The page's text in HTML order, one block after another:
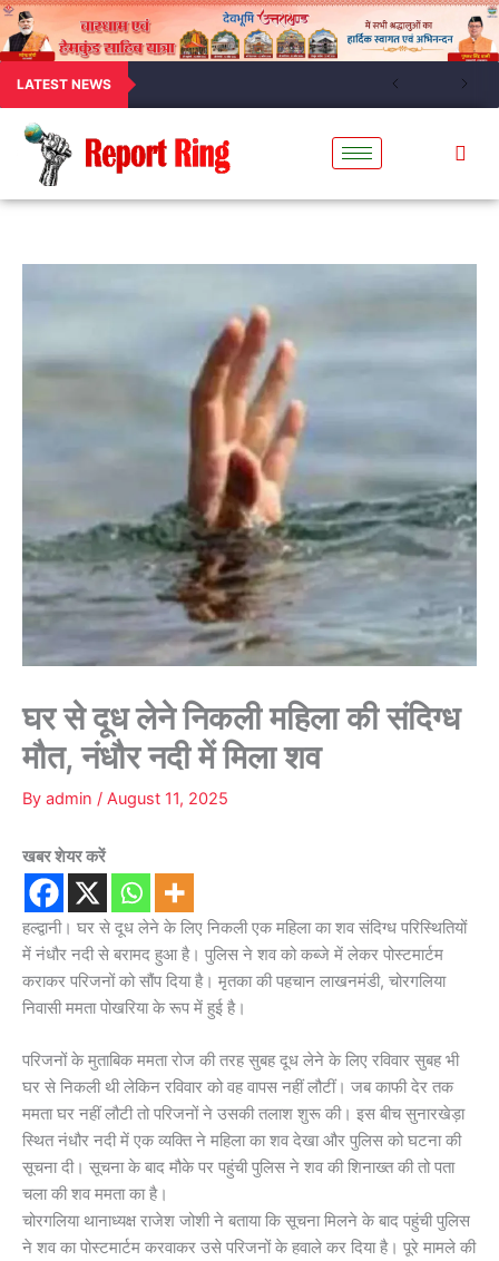
LATEST NEWS
घर से दूध लेने निकली महिला की संदिग्ध
मौत, नंधौर नदी में मिला शव
By admin / August 11, 2025
खबर शेयर करें
हल्द्वानी। घर से दूध लेने के लिए निकली एक महिला का शव संदिग्ध परिस्थितियों
में नंधौर नदी से बरामद हुआ है। पुलिस ने शव को कब्जे में लेकर पोस्टमार्टम
कराकर परिजनों को सौंप दिया है। मृतका की पहचान लाखनमंडी, चोरगलिया
निवासी ममता पोखरिया के रूप में हुई है।
परिजनों के मुताबिक ममता रोज की तरह सुबह दूध लेने के लिए रविवार सुबह भी
घर से निकली थी लेकिन रविवार को वह वापस नहीं लौटीं। जब काफी देर तक
ममता घर नहीं लौटी तो परिजनों ने उसकी तलाश शुरू की। इस बीच सुनारखेड़ा
स्थित नंधौर नदी में एक व्यक्ति ने महिला का शव देखा और पुलिस को घटना की
सूचना दी। सूचना के बाद मौके पर पहुंची पुलिस ने शव की शिनाख्त की तो पता
चला की शव ममता का है।
चोरगलिया थानाध्यक्ष राजेश जोशी ने बताया कि सूचना मिलने के बाद पहुंची पुलिस
ने शव का पोस्टमार्टम करवाकर उसे परिजनों के हवाले कर दिया है। पूरे मामले की